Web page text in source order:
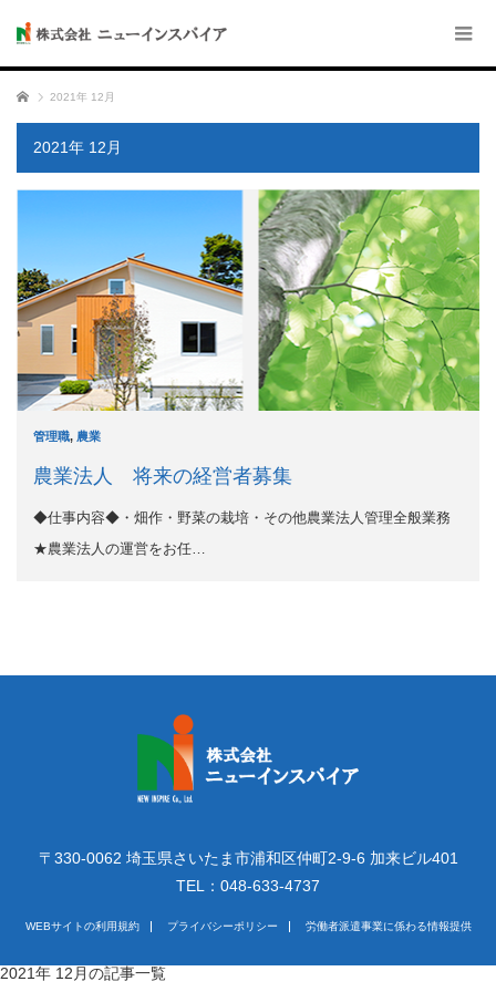
ホーム 2021年 12月
2021年 12月
管理職, 農業
農業法人 将来の経営者募集
◆仕事内容◆・畑作・野菜の栽培・その他農業法人管理全般業務
★農業法人の運営をお任…
〒330-0062 埼玉県さいたま市浦和区仲町2-9-6 加来ビル401
TEL：048-633-4737
WEBサイトの利用規約 プライバシーポリシー 労働者派遣事業に係わる情報提供
2021年 12月の記事一覧